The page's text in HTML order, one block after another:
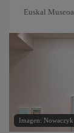
Euskal Museoa
Imagen: Nowaczyk